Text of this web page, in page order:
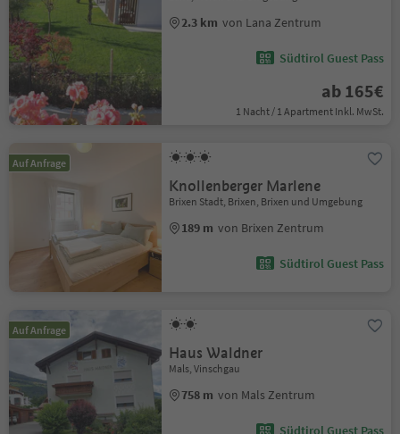
2.3 km von Lana Zentrum
Südtirol Guest Pass
ab 165€
1 Nacht / 1 Apartment Inkl. MwSt.
Auf Anfrage
Knollenberger Marlene
Brixen Stadt, Brixen, Brixen und Umgebung
189 m von Brixen Zentrum
Südtirol Guest Pass
Auf Anfrage
Haus Waldner
Mals, Vinschgau
758 m von Mals Zentrum
Südtirol Guest Pass